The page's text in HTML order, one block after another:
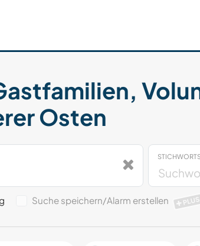
Osten
Suche speichern/Alarm erstellen PLUS